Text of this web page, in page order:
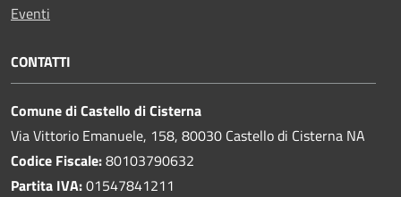
Eventi
CONTATTI
Comune di Castello di Cisterna
Via Vittorio Emanuele, 158, 80030 Castello di Cisterna NA
Codice Fiscale:80103790632
Partita IVA:01547841211